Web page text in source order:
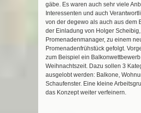
gäbe. Es waren auch sehr viele
Interessenten und auch
von der degewo als auch aus dem
der Einladung von Holger Scheibig,
Promenadenmanager, zu einem
Promenadenfrühstück gefolgt.
zum Beispiel ein
Weihnachtszeit. Dazu sollen 3
ausgelobt werden: Balkone,
Schaufenster. Eine kleine
das Konzept weiter verfeinern.